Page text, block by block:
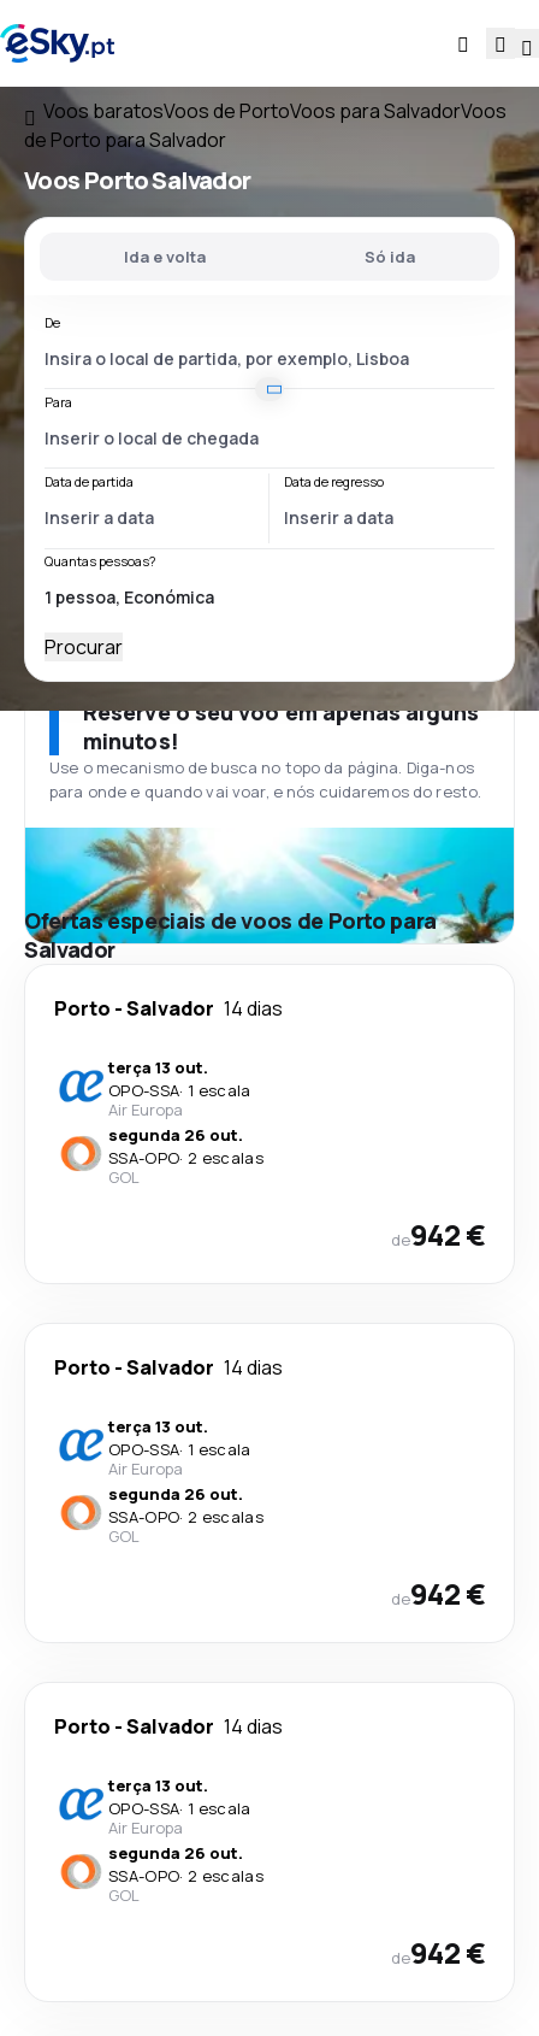
Voos baratosVoos de PortoVoos para SalvadorVoos
de Porto para Salvador
VoosPorto Salvador
Ida e volta Só ida
De
Para
Data de partida Data de regresso
Quantas pessoas?
Procurar
Reserve o seu voo em apenas alguns
minutos!
Use o mecanismo de busca no topo da página. Diga-nos
para onde e quando vai voar, e nós cuidaremos do resto.
Ofertas especiais de voos de Porto para
Salvador
Porto -Salvador 14 dias
terça 13 out.
OPO-SSA· 1 escala
Air Europa
segunda 26 out.
SSA-OPO· 2 escalas
GOL
de942 €
Porto -Salvador 14 dias
terça 13 out.
OPO-SSA· 1 escala
Air Europa
segunda 26 out.
SSA-OPO· 2 escalas
GOL
de942 €
Porto -Salvador 14 dias
terça 13 out.
OPO-SSA· 1 escala
Air Europa
segunda 26 out.
SSA-OPO· 2 escalas
GOL
de942 €